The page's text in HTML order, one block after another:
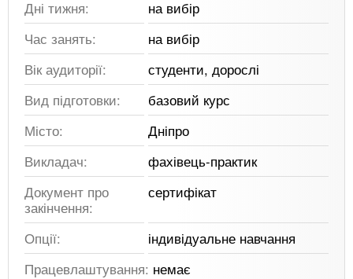
Дні тижня:
на вибір
Час занять:
на вибір
Вік аудиторії:
студенти, дорослі
Вид підготовки:
базовий курс
Місто:
Дніпро
Викладач:
фахівець-практик
Документ про
закінчення:
сертифікат
Опції:
індивідуальне навчання
Працевлаштування: немає